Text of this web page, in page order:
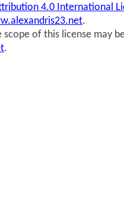
4.0 International
.
scope of this license may
.